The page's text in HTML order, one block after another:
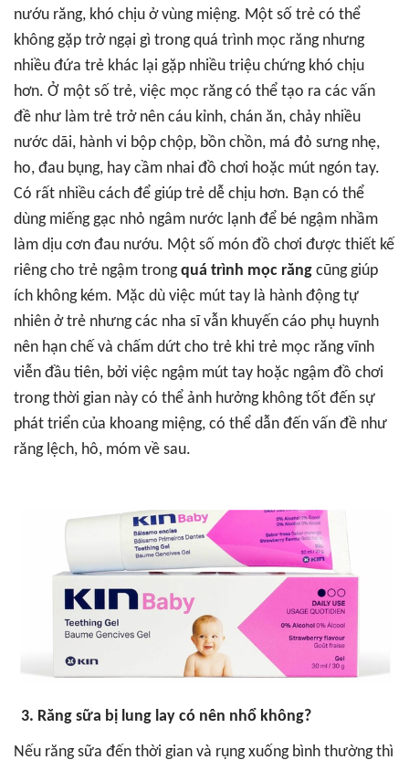
nướu răng, khó chịu ở vùng miệng. Một số trẻ có thể
không gặp trở ngại gì trong quá trình mọc răng nhưng
nhiều đứa trẻ khác lại gặp nhiều triệu chứng khó chịu
hơn. Ở một số trẻ, việc mọc răng có thể tạo ra các vấn
đề như làm trẻ trở nên cáu kỉnh, chán ăn, chảy nhiều
nước dãi, hành vi bộp chộp, bồn chồn, má đỏ sưng nhẹ,
ho, đau bụng, hay cầm nhai đồ chơi hoặc mút ngón tay.
Có rất nhiều cách để giúp trẻ dễ chịu hơn. Bạn có thể
dùng miếng gạc nhỏ ngâm nước lạnh để bé ngậm nhầm
làm dịu cơn đau nướu. Một số món đồ chơi được thiết kế
riêng cho trẻ ngậm trongquá trình mọc răng cũng giúp
ích không kém. Mặc dù việc mút tay là hành động tự
nhiên ở trẻ nhưng các nha sĩ vẫn khuyến cáo phụ huynh
nên hạn chế và chấm dứt cho trẻ khi trẻ mọc răng vĩnh
viễn đầu tiên, bởi việc ngậm mút tay hoặc ngậm đồ chơi
trong thời gian này có thể ảnh hưởng không tốt đến sự
phát triển của khoang miệng, có thể dẫn đến vấn đề như
răng lệch, hô, móm về sau.
3. Răng sữa bị lung lay có nên nhổ không?
Nếu răng sữa đến thời gian và rụng xuống bình thường thì